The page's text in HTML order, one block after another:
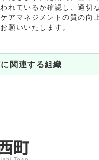
れているか確認し、適切
アマネジメントの質の向
願いいたします。
関連する組織